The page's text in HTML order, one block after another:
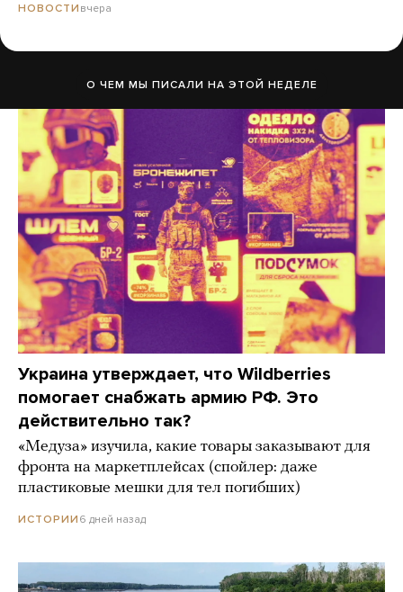
НОВОСТИ вчера
О ЧЕМ МЫ ПИСАЛИ НА ЭТОЙ НЕДЕЛЕ
Украина утверждает, что Wildberries
помогает снабжать армию РФ. Это
действительно так?
«Медуза» изучила, какие товары заказывают для
фронта на маркетплейсах (спойлер: даже
пластиковые мешки для тел погибших)
ИСТОРИИ 6 дней назад